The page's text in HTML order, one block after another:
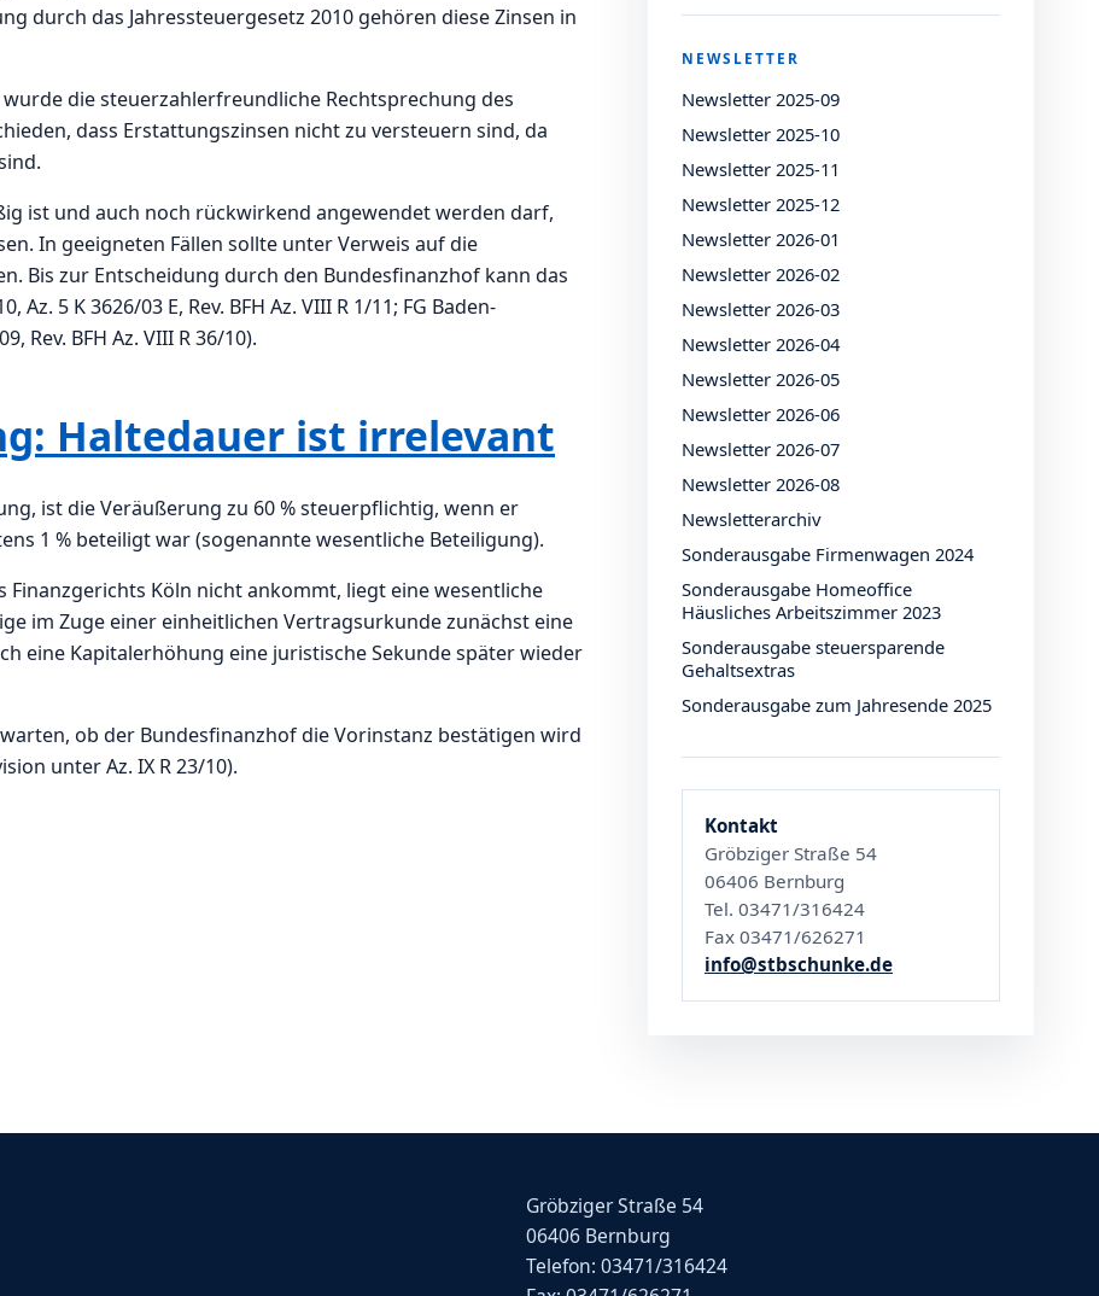
durch das Jahressteuergesetz 2010 gehören diese Zinsen in
die steuerzahlerfreundliche Rechtsprechung des
dass Erstattungszinsen nicht zu versteuern sind, da
ist und auch noch rückwirkend angewendet werden darf,
In geeigneten Fällen sollte unter Verweis auf die
Bis zur Entscheidung durch den Bundesfinanzhof kann das
5 K 3626/03 E, Rev. BFH Az. VIII R 1/11; FG Baden-
Rev. BFH Az. VIII R 36/10).
Haltedauer ist irrelevant
ist die Veräußerung zu 60 % steuerpflichtig, wenn er
1 % beteiligt war (sogenannte wesentliche Beteiligung).
Köln nicht ankommt, liegt eine wesentliche
im Zuge einer einheitlichen Vertragsurkunde zunächst eine
eine Kapitalerhöhung eine juristische Sekunde später wieder
ob der Bundesfinanzhof die Vorinstanz bestätigen wird
unter Az. IX R 23/10).
NEWSLETTER
Newsletter 2025-09
Newsletter 2025-10
Newsletter 2025-11
Newsletter 2025-12
Newsletter 2026-01
Newsletter 2026-02
Newsletter 2026-03
Newsletter 2026-04
Newsletter 2026-05
Newsletter 2026-06
Newsletter 2026-07
Newsletter 2026-08
Newsletterarchiv
Sonderausgabe Firmenwagen 2024
Sonderausgabe Homeoffice
Häusliches Arbeitszimmer 2023
Sonderausgabe steuersparende
Gehaltsextras
Sonderausgabe zum Jahresende 2025
Kontakt
Gröbziger Straße 54
06406 Bernburg
Tel. 03471/316424
Fax 03471/626271
info@stbschunke.de
Gröbziger Straße 54
06406 Bernburg
Telefon: 03471/316424